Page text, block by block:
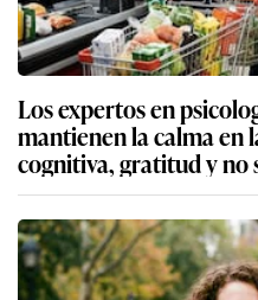
Los expertos en
mantienen la calma en
cognitiva, gratitud y